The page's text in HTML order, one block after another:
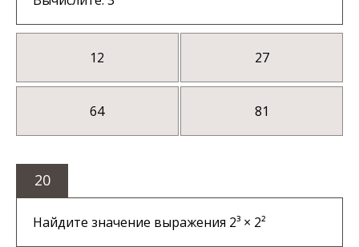
12 27
64 81
20
Найдите значение выражения 2³ × 2²